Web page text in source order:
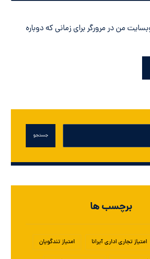
من در مرورگر برای زمانی که دوباره
جستجو
برچسب ها
امتیاز تجاری اداری آیرانا امتیاز تندگویان